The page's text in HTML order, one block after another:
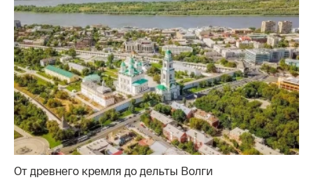
От древнего кремля до дельты Волги